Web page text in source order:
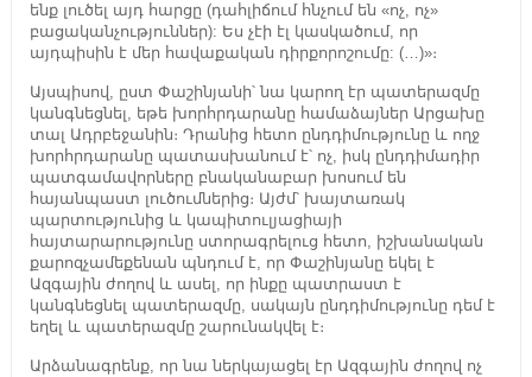
ենք լուծել այդ հարցը (դահլիճում հնչում են «ոչ, ոչ»
բացականչություններ): Ես չէի էլ կասկածում, որ
այդպիսին է մեր հավաքական դիրքորոշումը: (…)»։
Այսպիսով, ըստ Փաշինյանի՝ նա կարող էր պատերազմը
կանգնեցնել, եթե խորհրդարանը համաձայներ Արցախը
տալ Ադրբեջանին։ Դրանից հետո ընդդիմությունը և ողջ
խորհրդարանը պատասխանում է՝ ոչ, իսկ ընդդիմադիր
պատգամավորները բնականաբար խոսում են
հայանպաստ լուծումներից։ Այժմ՝ խայտառակ
պարտությունից և կապիտուլյացիայի
հայտարարությունը ստորագրելուց հետո, իշխանական
քարոզչամեքենան պնդում է, որ Փաշինյանը եկել է
Ազգային ժողով և ասել, որ ինքը պատրաստ է
կանգնեցնել պատերազմը, սակայն ընդդիմությունը դեմ է
եղել և պատերազմը շարունակվել է։
Արձանագրենք, որ նա ներկայացել էր Ազգային ժողով ոչ